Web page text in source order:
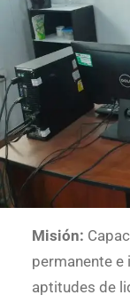
Misión:
permanente
aptitudes de